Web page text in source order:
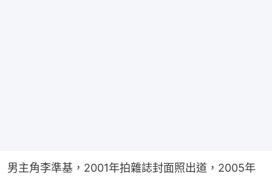
男主角李準基，2001年拍雜誌封面照出道，2005年